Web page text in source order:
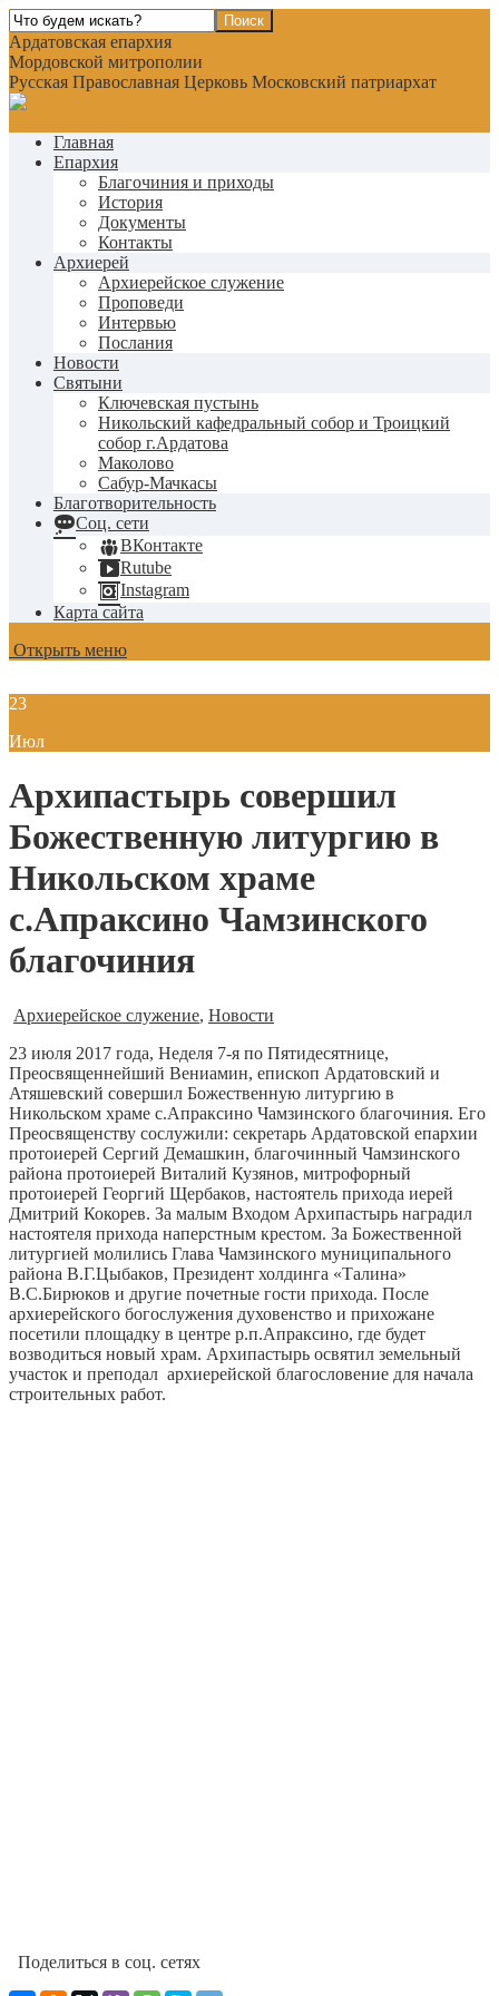
Ардатовская епархия
Мордовской митрополии
Русская Православная Церковь Московский патриархат
Главная
Епархия
Благочиния и приходы
История
Документы
Контакты
Архиерей
Архиерейское служение
Проповеди
Интервью
Послания
Новости
Святыни
Ключевская пустынь
Никольский кафедральный собор и Троицкий
собор г.Ардатова
Маколово
Сабур-Мачкасы
Благотворительность
Соц. сети
ВКонтакте
Rutube
Instagram
Карта сайта
Открыть меню
23
Июл
Архипастырь совершил
Божественную литургию в
Никольском храме
с.Апраксино Чамзинского
благочиния
Архиерейское служение, Новости
23 июля 2017 года, Неделя 7-я по Пятидесятнице,
Преосвященнейший Вениамин, епископ Ардатовский и
Атяшевский совершил Божественную литургию в
Никольском храме с.Апраксино Чамзинского благочиния. Его
Преосвященству сослужили: секретарь Ардатовской епархии
протоиерей Сергий Демашкин, благочинный Чамзинского
района протоиерей Виталий Кузянов, митрофорный
протоиерей Георгий Щербаков, настоятель прихода иерей
Дмитрий Кокорев. За малым Входом Архипастырь наградил
настоятеля прихода наперстным крестом. За Божественной
литургией молились Глава Чамзинского муниципального
района В.Г.Цыбаков, Президент холдинга «Талина»
В.С.Бирюков и другие почетные гости прихода. После
архиерейского богослужения духовенство и прихожане
посетили площадку в центре р.п.Апраксино, где будет
возводиться новый храм. Архипастырь освятил земельный
участок и преподал архиерейской благословение для начала
строительных работ.
Поделиться в соц. сетях